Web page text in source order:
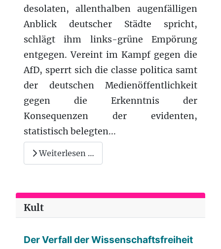
desolaten, allenthalben augenfälligen
Anblick deutscher Städte spricht,
schlägt ihm links-grüne Empörung
entgegen. Vereint im Kampf gegen die
AfD, sperrt sich die classe politica samt
der deutschen Medienöffentlichkeit
gegen die Erkenntnis der
Konsequenzen der evidenten,
statistisch belegten...
Weiterlesen …
Kult
Der Verfall der Wissenschaftsfreiheit